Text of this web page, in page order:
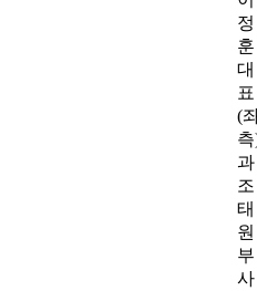
정
훈
대
표
(
과
조
태
원
부
사